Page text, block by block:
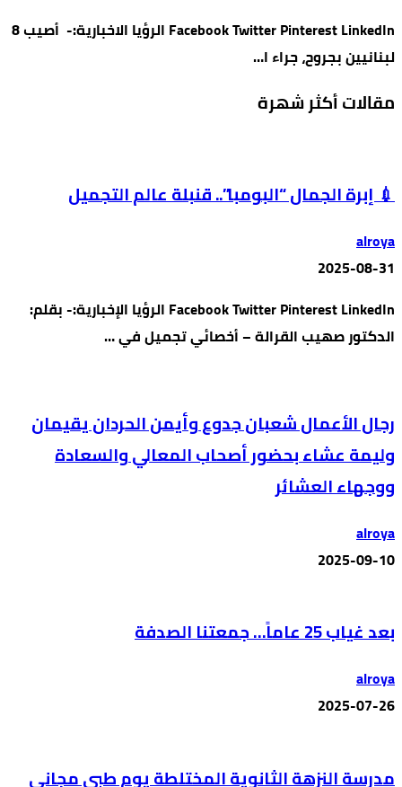
Facebook Twitter Pinterest LinkedIn الرؤيا الاخبارية:- أصيب 8
لبنانيين بجروح، جراء ا…
مقالات أكثر شهرة
💉 إبرة الجمال “البومبا”.. قنبلة عالم التجميل
alroya
2025-08-31
Facebook Twitter Pinterest LinkedIn الرؤيا الإخبارية:- بقلم:
الدكتور صهيب القرالة – أخصائي تجميل في …
رجال الأعمال شعبان جدوع وأيمن الحردان يقيمان
وليمة عشاء بحضور أصحاب المعالي والسعادة
ووجهاء العشائر
alroya
2025-09-10
بعد غياب 25 عاماً… جمعتنا الصدفة
alroya
2025-07-26
مدرسة النزهة الثانوية المختلطة يوم طبي مجاني